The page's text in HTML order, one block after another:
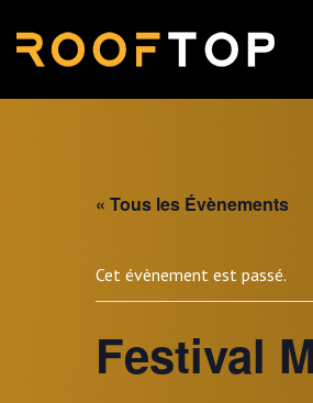
content
« Tous les Évènements
Cet évènement est passé.
Festival